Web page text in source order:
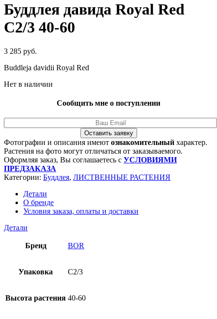
Буддлея давида Royal Red
C2/3 40-60
3 285 руб.
Buddleja davidii Royal Red
Нет в наличии
Сообщить мне о поступлении
Оставить заявку
Фотографии и описания имеют ознакомительный характер.
Растения на фото могут отличаться от заказываемого.
Оформляя заказ, Вы соглашаетесь с УСЛОВИЯМИ
ПРЕДЗАКАЗА
Категории: Буддлея, ЛИСТВЕННЫЕ РАСТЕНИЯ
Детали
О бренде
Условия заказа, оплаты и доставки
Детали
Бренд BOR
Упаковка C2/3
Высота растения 40-60